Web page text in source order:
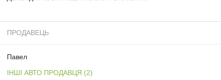
ПРОДАВЕЦЬ
Павел
ІНШІ АВТО ПРОДАВЦЯ (2)